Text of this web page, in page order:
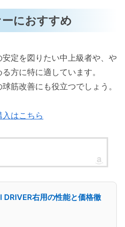
におすすめ
定を図りたい中上級者や、や
方に特に適しています。
筋改善にも役立つでしょう。
はこちら
DRIVER右用の性能と価格徹